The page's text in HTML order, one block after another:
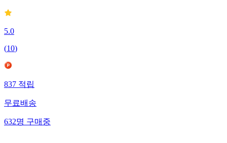
5.0
(10)
837 적립
무료배송
632명 구매중